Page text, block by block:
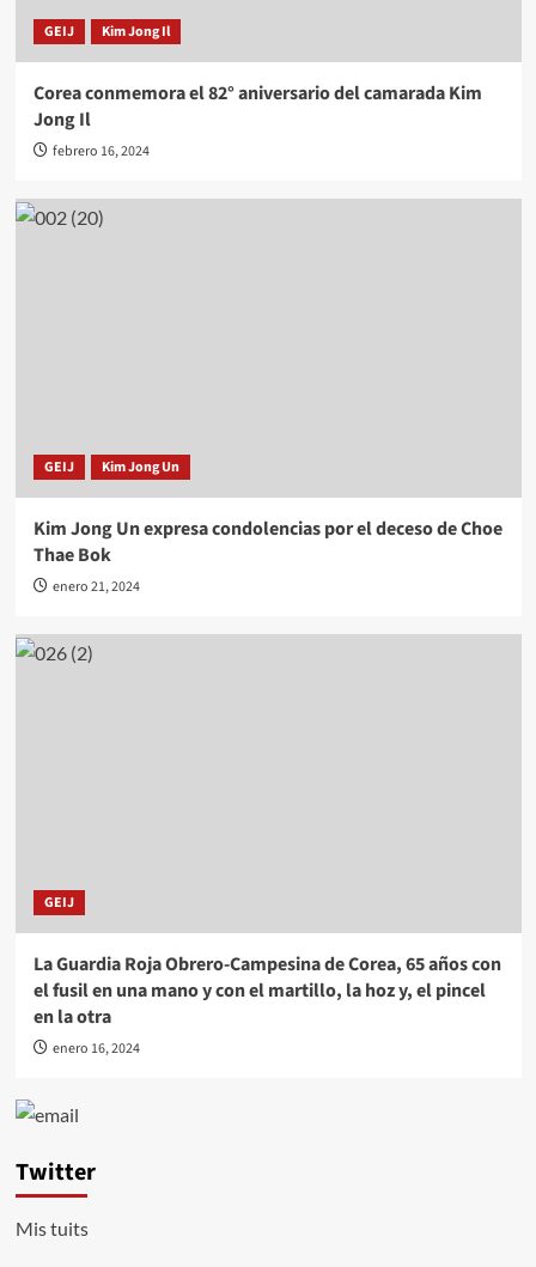
GEIJ Kim Jong Il
Corea conmemora el 82° aniversario del camarada Kim
Jong Il
febrero 16, 2024
GEIJ Kim Jong Un
Kim Jong Un expresa condolencias por el deceso de Choe
Thae Bok
enero 21, 2024
GEIJ
La Guardia Roja Obrero-Campesina de Corea, 65 años con
el fusil en una mano y con el martillo, la hoz y, el pincel
en la otra
enero 16, 2024
Twitter
Mis tuits